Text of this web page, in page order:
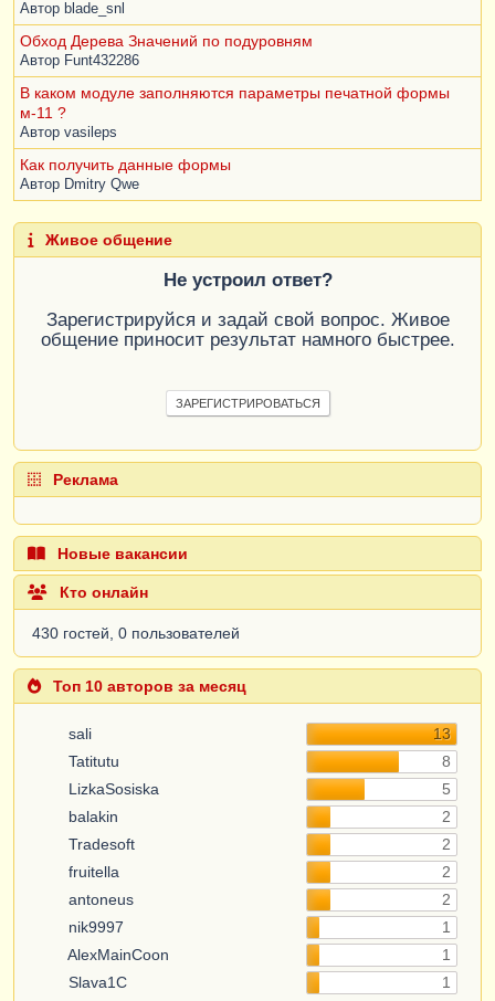
Автор blade_snl
Обход Дерева Значений по подуровням
Автор Funt432286
В каком модуле заполняются параметры печатной формы
м-11 ?
Автор vasileps
Как получить данные формы
Автор Dmitry Qwe
Живое общение
Не устроил ответ?
Зарегистрируйся и задай свой вопрос. Живое
общение приносит результат намного быстрее.
ЗАРЕГИСТРИРОВАТЬСЯ
Реклама
Новые вакансии
Кто онлайн
430 гостей, 0 пользователей
Топ 10 авторов за месяц
sali
13
Tatitutu
8
LizkaSosiska
5
balakin
2
Tradesoft
2
fruitella
2
antoneus
2
nik9997
1
AlexMainCoon
1
Slava1C
1